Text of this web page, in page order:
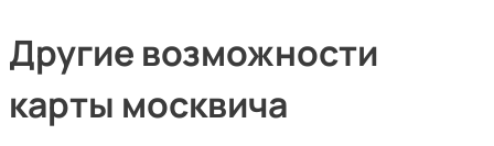
Другие возможности
карты москвича